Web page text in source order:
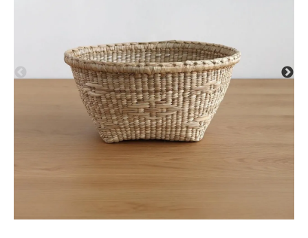
ポイントについて
配送料について
ラッピングについて